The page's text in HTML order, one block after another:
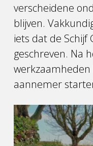
verscheidene
blijven.
iets dat de Schijf
geschreven. Na
aannemer